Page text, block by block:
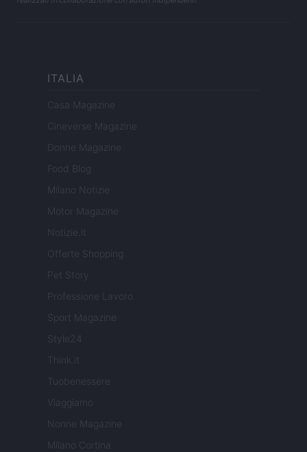
ITALIA
Casa Magazine
Cineverse Magazine
Donne Magazine
Food Blog
Milano Notizie
Motor Magazine
Notizie.it
Offerte Shopping
Pet Story
Professione Lavoro
Sport Magazine
Style24
Think.it
Tuobenessere
Viaggiamo
Nonne Magazine
Milano Cortina